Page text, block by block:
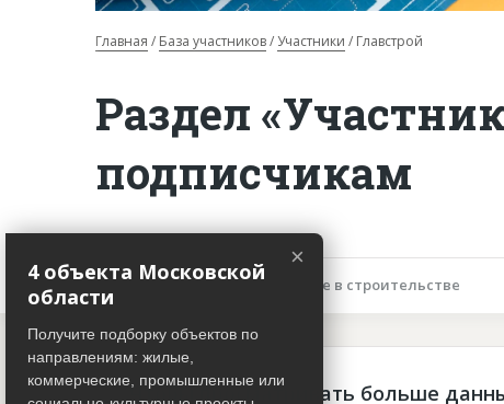
Главная База участников Участники Главстрой
Раздел
подписчикам
Описание объекта Участие в строительстве
Чтобы просматривать больше
×
4 объекта Московской
области
Получите подборку объектов по
направлениям: жилые,
коммерческие, промышленные или